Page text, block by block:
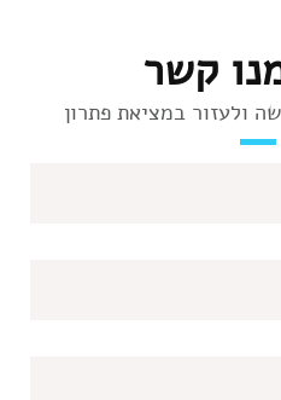
קשר
ולעזור במציאת פתרון